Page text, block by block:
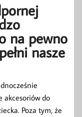
na pewno
nasze
akcesoriów do
Poza tym, że